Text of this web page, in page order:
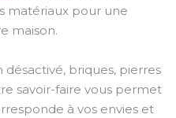
matériaux pour une
maison.
désactivé, briques, pierres
savoir-faire vous permet
à vos envies et